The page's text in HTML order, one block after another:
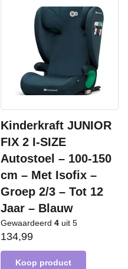
Kinderkraft JUNIOR
FIX 2 I-SIZE
Autostoel – 100-150
cm – Met Isofix –
Groep 2/3 – Tot 12
Jaar – Blauw
Gewaardeerd 4 uit 5
134,99
Koop product